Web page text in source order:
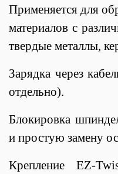
Применяется для
материалов с
твердые металлы,
Зарядка через
отдельно).
Блокировка
и простую замену
Крепление EZ-